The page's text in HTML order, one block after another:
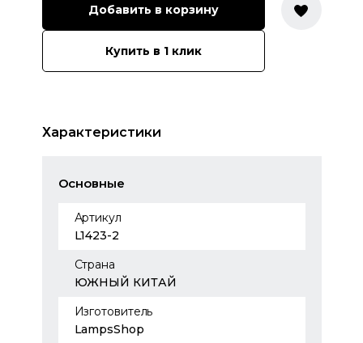
Добавить в корзину
Купить в 1 клик
Характеристики
Основные
Артикул
L1423-2
Страна
ЮЖНЫЙ КИТАЙ
Изготовитель
LampsShop